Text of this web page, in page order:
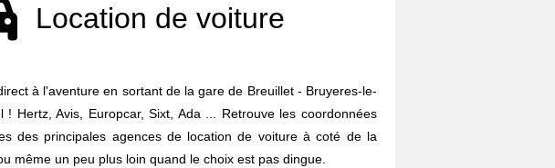
Location de voiture
à l'aventure en sortant de la gare de Breuillet - Bruyeres-le-
! Hertz, Avis, Europcar, Sixt, Ada ... Retrouve les coordonnées
des principales agences de location de voiture à coté de la
même un peu plus loin quand le choix est pas dingue.